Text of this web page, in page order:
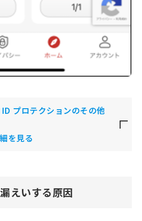
プロテクションのその他
を見る
えいする原因